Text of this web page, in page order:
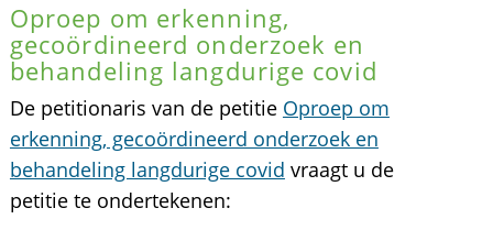
Oproep om erkenning,
gecoördineerd onderzoek en
behandeling langdurige covid
De petitionaris van de petitie Oproep om
erkenning, gecoördineerd onderzoek en
behandeling langdurige covid vraagt u de
petitie te ondertekenen: